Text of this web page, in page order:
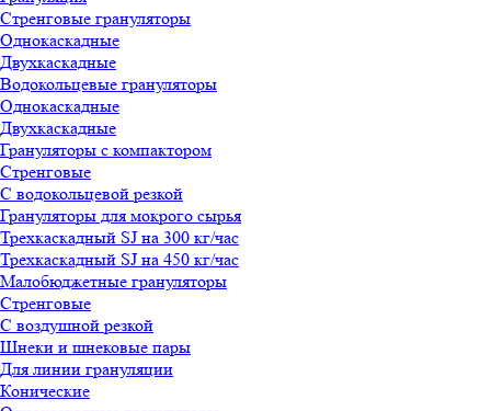
Стренговые грануляторы
Однокаскадные
Двухкаскадные
Водокольцевые грануляторы
Однокаскадные
Двухкаскадные
Грануляторы с компактором
Стренговые
С водокольцевой резкой
Грануляторы для мокрого сырья
Трехкаскадный SJ на 300 кг/час
Трехкаскадный SJ на 450 кг/час
Малобюджетные грануляторы
Стренговые
С воздушной резкой
Шнеки и шнековые пары
Для линии грануляции
Конические